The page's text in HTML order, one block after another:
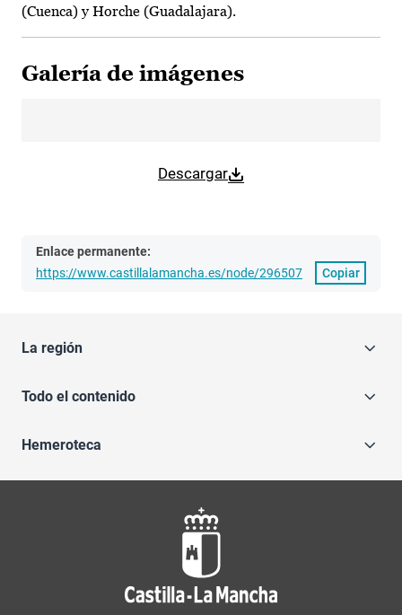
(Cuenca) y Horche (Guadalajara).
Galería de imágenes
Descargar
Enlace permanente:
https://www.castillalamancha.es/node/296507
Copiar
La región
Todo el contenido
Hemeroteca